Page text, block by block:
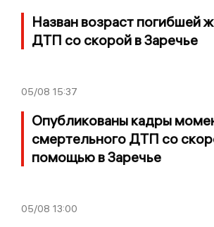
Назван возраст погибшей
ДТП со скорой в Заречье
05/08 15:37
Опубликованы кадры
смертельного ДТП со
помощью в Заречье
05/08 13:00